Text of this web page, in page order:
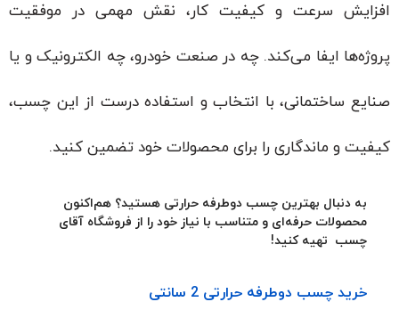
افزایش سرعت و کیفیت کار، نقش مهمی در موفقیت
پروژه‌ها ایفا می‌کند. چه در صنعت خودرو، چه الکترونیک و یا
صنایع ساختمانی، با انتخاب و استفاده درست از این چسب،
کیفیت و ماندگاری را برای محصولات خود تضمین کنید.
به دنبال بهترین چسب دوطرفه حرارتی هستید؟ هم‌اکنون
محصولات حرفه‌ای و متناسب با نیاز خود را از فروشگاه آقای
چسب تهیه کنید!
خرید چسب دوطرفه حرارتی 2 سانتی